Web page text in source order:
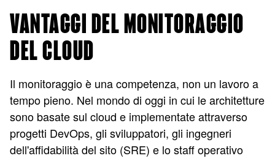
VANTAGGI DEL MONITORAGGIO
DEL CLOUD
Il monitoraggio è una competenza, non un lavoro a
tempo pieno. Nel mondo di oggi in cui le architetture
sono basate sul cloud e implementate attraverso
progetti DevOps, gli sviluppatori, gli ingegneri
dell'affidabilità del sito (SRE) e lo staff operativo